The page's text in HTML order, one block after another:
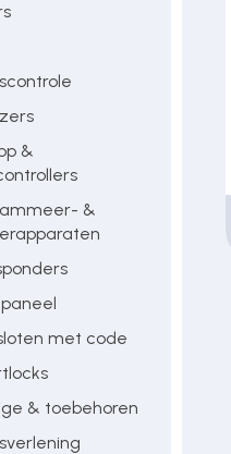
&
&
met code
& toebehoren